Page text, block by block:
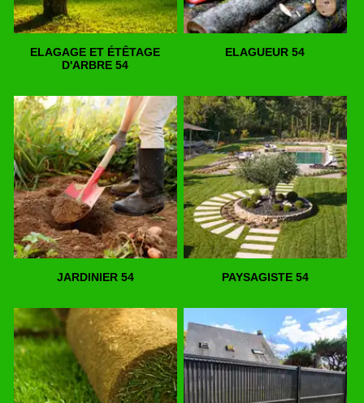
ELAGAGE ET ÉTÊTAGE
D'ARBRE 54
ELAGUEUR 54
JARDINIER 54 PAYSAGISTE 54